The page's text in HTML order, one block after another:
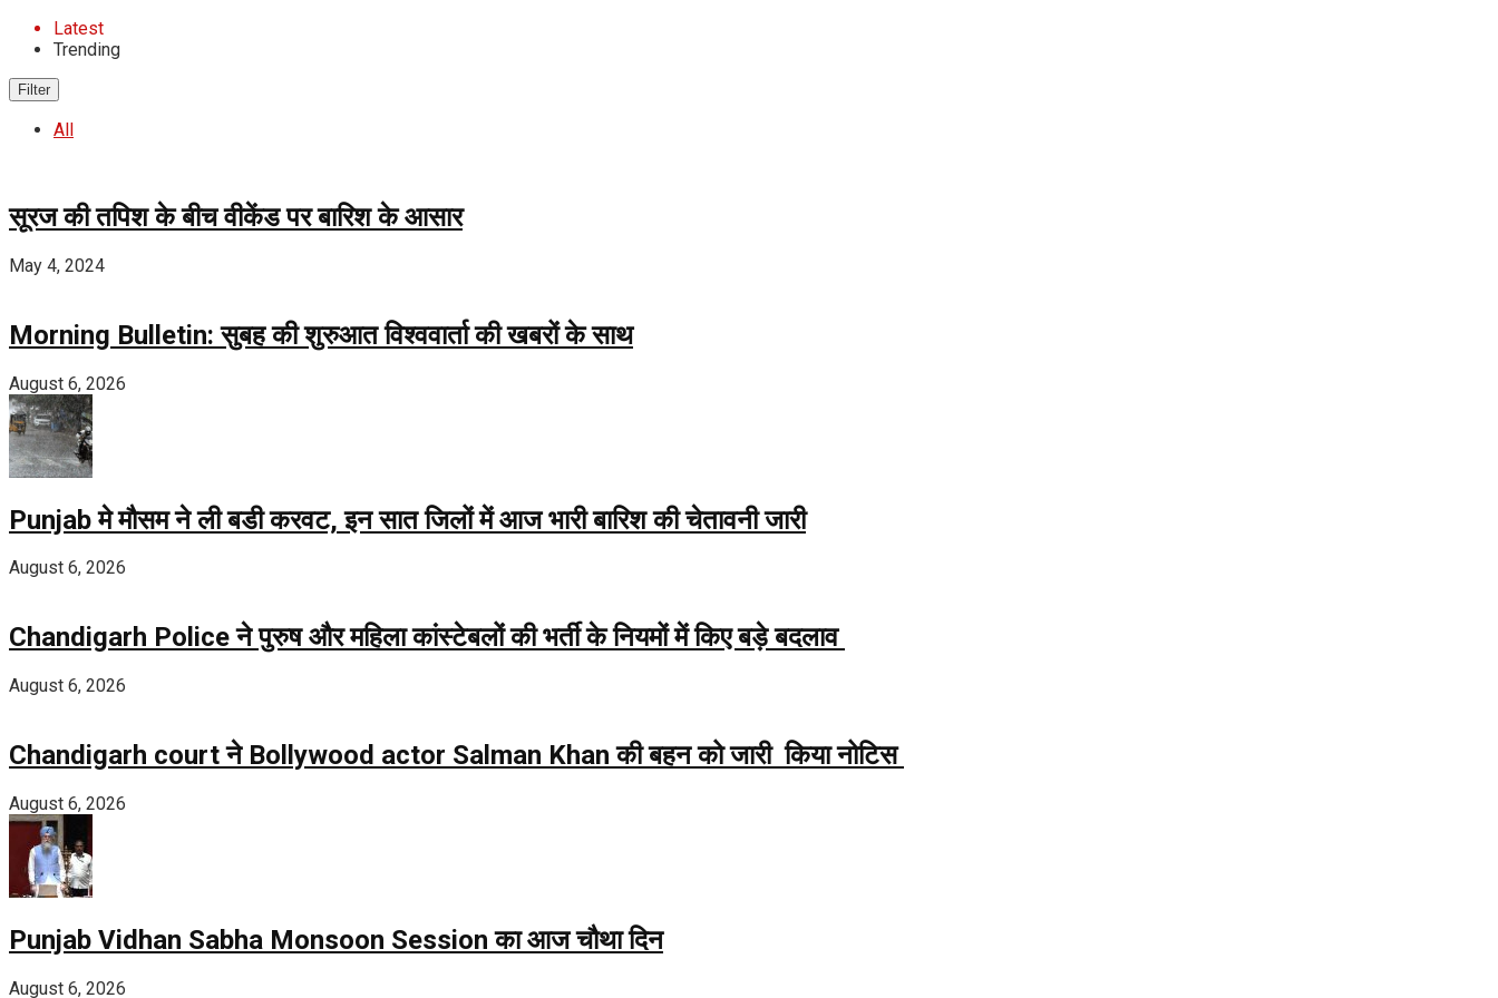
Latest
Trending
Filter
All
सूरज की तपिश के बीच वीकेंड पर बारिश के आसार
May 4, 2024
Morning Bulletin: सुबह की शुरुआत विश्ववार्ता की खबरों के साथ
August 6, 2026
Punjab मे मौसम ने ली बडी करवट, इन सात जिलों में आज भारी बारिश की चेतावनी जारी
August 6, 2026
Chandigarh Police ने पुरुष और महिला कांस्टेबलों की भर्ती के नियमों में किए बड़े बदलाव
August 6, 2026
Chandigarh court ने Bollywood actor Salman Khan की बहन को जारी किया नोटिस
August 6, 2026
Punjab Vidhan Sabha Monsoon Session का आज चौथा दिन
August 6, 2026